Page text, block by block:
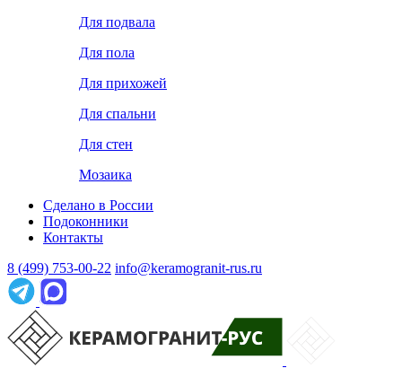
Для подвала
Для пола
Для прихожей
Для спальни
Для стен
Мозаика
Сделано в России
Подоконники
Контакты
8 (499) 753-00-22 info@keramogranit-rus.ru